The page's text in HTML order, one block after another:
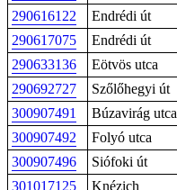
290616122
Endrédi út
290617075
Endrédi út
290633136
Eötvös utca
290692727
Szőlőhegyi út
300907491
Búzavirág utca
300907492
Folyó utca
300907496
Siófoki út
301017125
Knézich